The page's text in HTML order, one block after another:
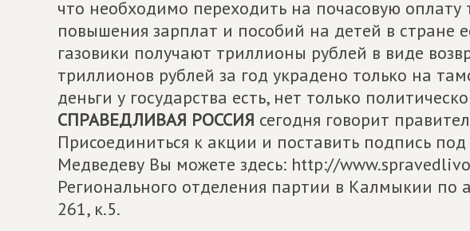
что необходимо переходить на почасовую оплату
повышения зарплат и пособий на детей в стране
газовики получают триллионы рублей в виде
триллионов рублей за год украдено только на
деньги у государства есть, нет только
СПРАВЕДЛИВАЯ РОССИЯ сегодня говорит
Присоединиться к акции и поставить подпись
Медведеву Вы можете здесь: http://
Регионального отделения партии в Калмыкии по
261, к.5.